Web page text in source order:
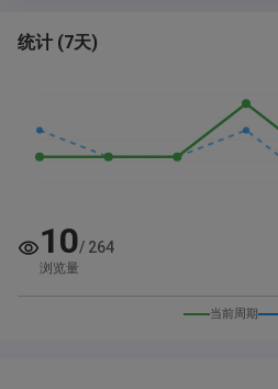
统计 (7天)
10/ 264
浏览量
当前周期